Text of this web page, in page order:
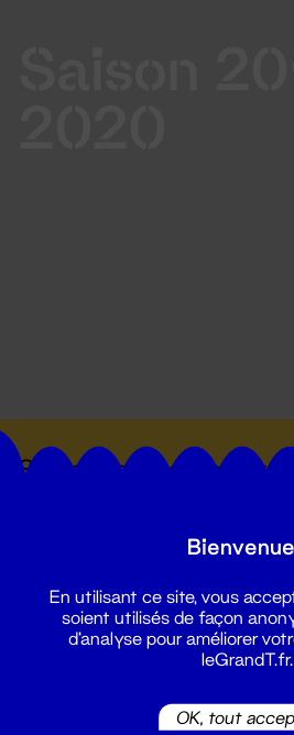
Suivez toutes les
En utilisant ce site, vous
soient utilisés de façon
d'analyse pour améliorer
leGrandT.fr.
OK, tout